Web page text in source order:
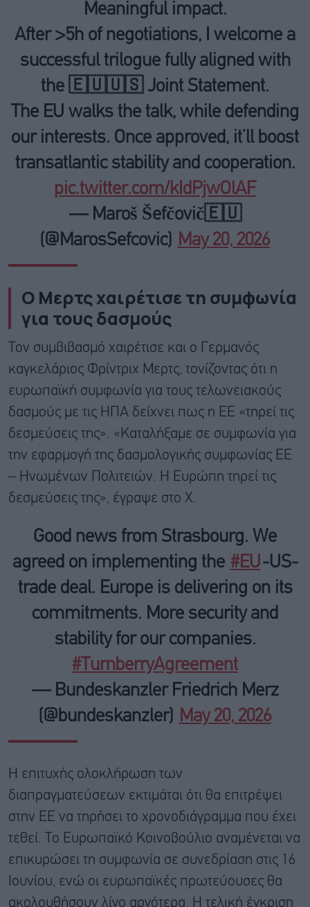
Meaningful impact.
After >5h of negotiations, I welcome a
successful trilogue fully aligned with
the 🇪🇺🇺🇸 Joint Statement.
The EU walks the talk, while defending
our interests. Once approved, it’ll boost
transatlantic stability and cooperation.
pic.twitter.com/kIdPjwOlAF
— Maroš Šefčovič🇪🇺
(@MarosSefcovic)
May 20, 2026
Ο Μερτς χαιρέτισε τη συμφωνία
για τους δασμούς
Τον συμβιβασμό χαιρέτισε και ο Γερμανός
καγκελάριος Φρίντριχ Μερτς, τονίζοντας ότι η
ευρωπαϊκή συμφωνία για τους τελωνειακούς
δασμούς με τις ΗΠΑ δείχνει πως η ΕΕ «τηρεί τις
δεσμεύσεις της». «Καταλήξαμε σε συμφωνία για
την εφαρμογή της δασμολογικής συμφωνίας ΕΕ
– Ηνωμένων Πολιτειών. Η Ευρώπη τηρεί τις
δεσμεύσεις της», έγραψε στο X.
Good news from Strasbourg. We
agreed on implementing the #EU-US-
trade deal. Europe is delivering on its
commitments. More security and
stability for our companies.
#TurnberryAgreement
— Bundeskanzler Friedrich Merz
(@bundeskanzler)
May 20, 2026
Η επιτυχής ολοκλήρωση των
διαπραγματεύσεων εκτιμάται ότι θα επιτρέψει
στην ΕΕ να τηρήσει το χρονοδιάγραμμα που έχει
τεθεί. Το Ευρωπαϊκό Κοινοβούλιο αναμένεται να
επικυρώσει τη συμφωνία σε συνεδρίαση στις 16
Ιουνίου, ενώ οι ευρωπαϊκές πρωτεύουσες θα
ακολουθήσουν λίγο αργότερα. Η τελική έγκριση